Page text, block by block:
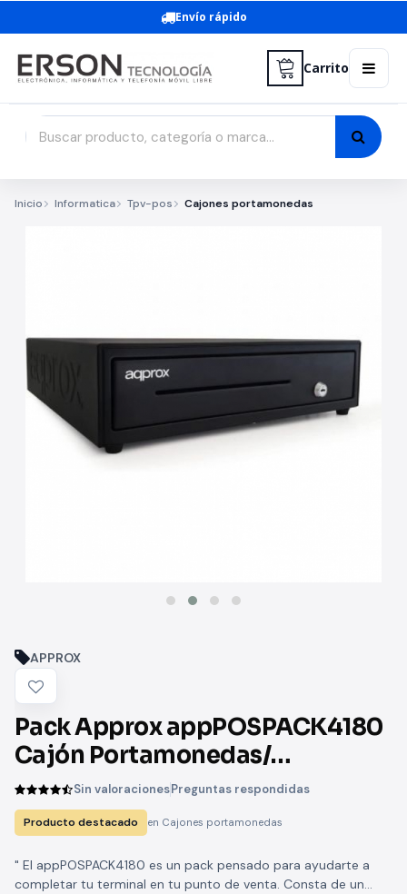
Envío rápido
Carrito
Inicio Informatica Tpv-pos Cajones portamonedas
APPROX
Pack Approx appPOSPACK4180
Cajón Portamonedas/
Impresora Termica/ Lector de
Codigos y Rollos Termicos
Sin valoracionesPreguntas respondidas
Producto destacado en Cajones portamonedas
" El appPOSPACK4180 es un pack pensado para ayudarte a
completar tu terminal en tu punto de venta. Consta de un